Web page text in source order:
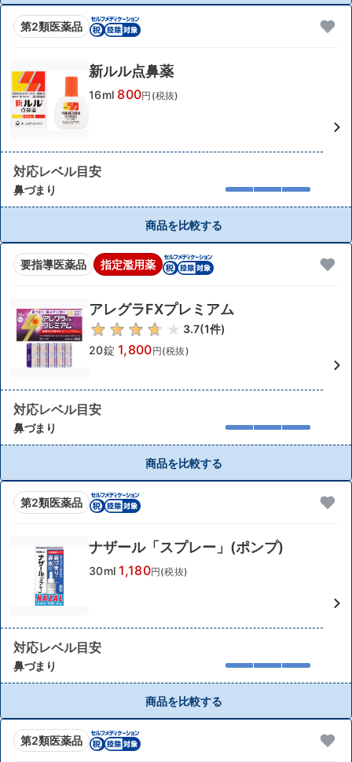
第2類医薬品
新ルル点鼻薬
16ml 800円(税抜)
対応レベル目安
鼻づまり
商品を比較する
要指導医薬品 指定濫用薬
アレグラFXプレミアム
3.7(1件)
20錠 1,800円(税抜)
対応レベル目安
鼻づまり
商品を比較する
第2類医薬品
ナザール「スプレー」(ポンプ)
30ml 1,180円(税抜)
対応レベル目安
鼻づまり
商品を比較する
第2類医薬品